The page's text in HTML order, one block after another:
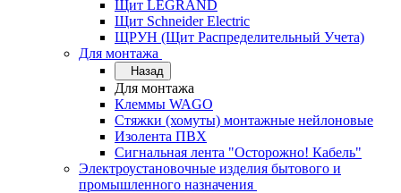
Щит LEGRAND
Щит Schneider Electric
ЩРУН (Щит Распределительный Учета)
Для монтажа
Назад
Для монтажа
Клеммы WAGO
Стяжки (хомуты) монтажные нейлоновые
Изолента ПВХ
Сигнальная лента "Осторожно! Кабель"
Электроустановочные изделия бытового и
промышленного назначения